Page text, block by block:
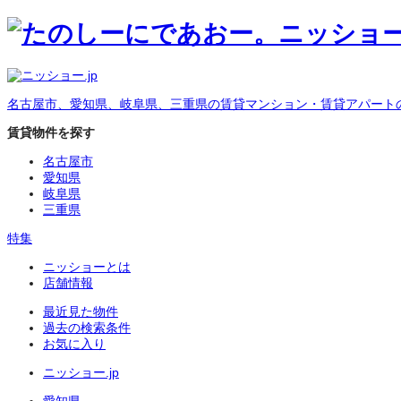
名古屋市、愛知県、岐阜県、三重県の賃貸マンション・賃貸アパート
賃貸物件を探す
名古屋市
愛知県
岐阜県
三重県
特集
ニッショーとは
店舗情報
最近見た物件
過去の検索条件
お気に入り
ニッショー.jp